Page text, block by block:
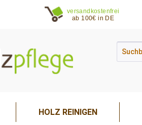
versandkostenfrei
ab 100€ in DE
HOLZ REINIGEN